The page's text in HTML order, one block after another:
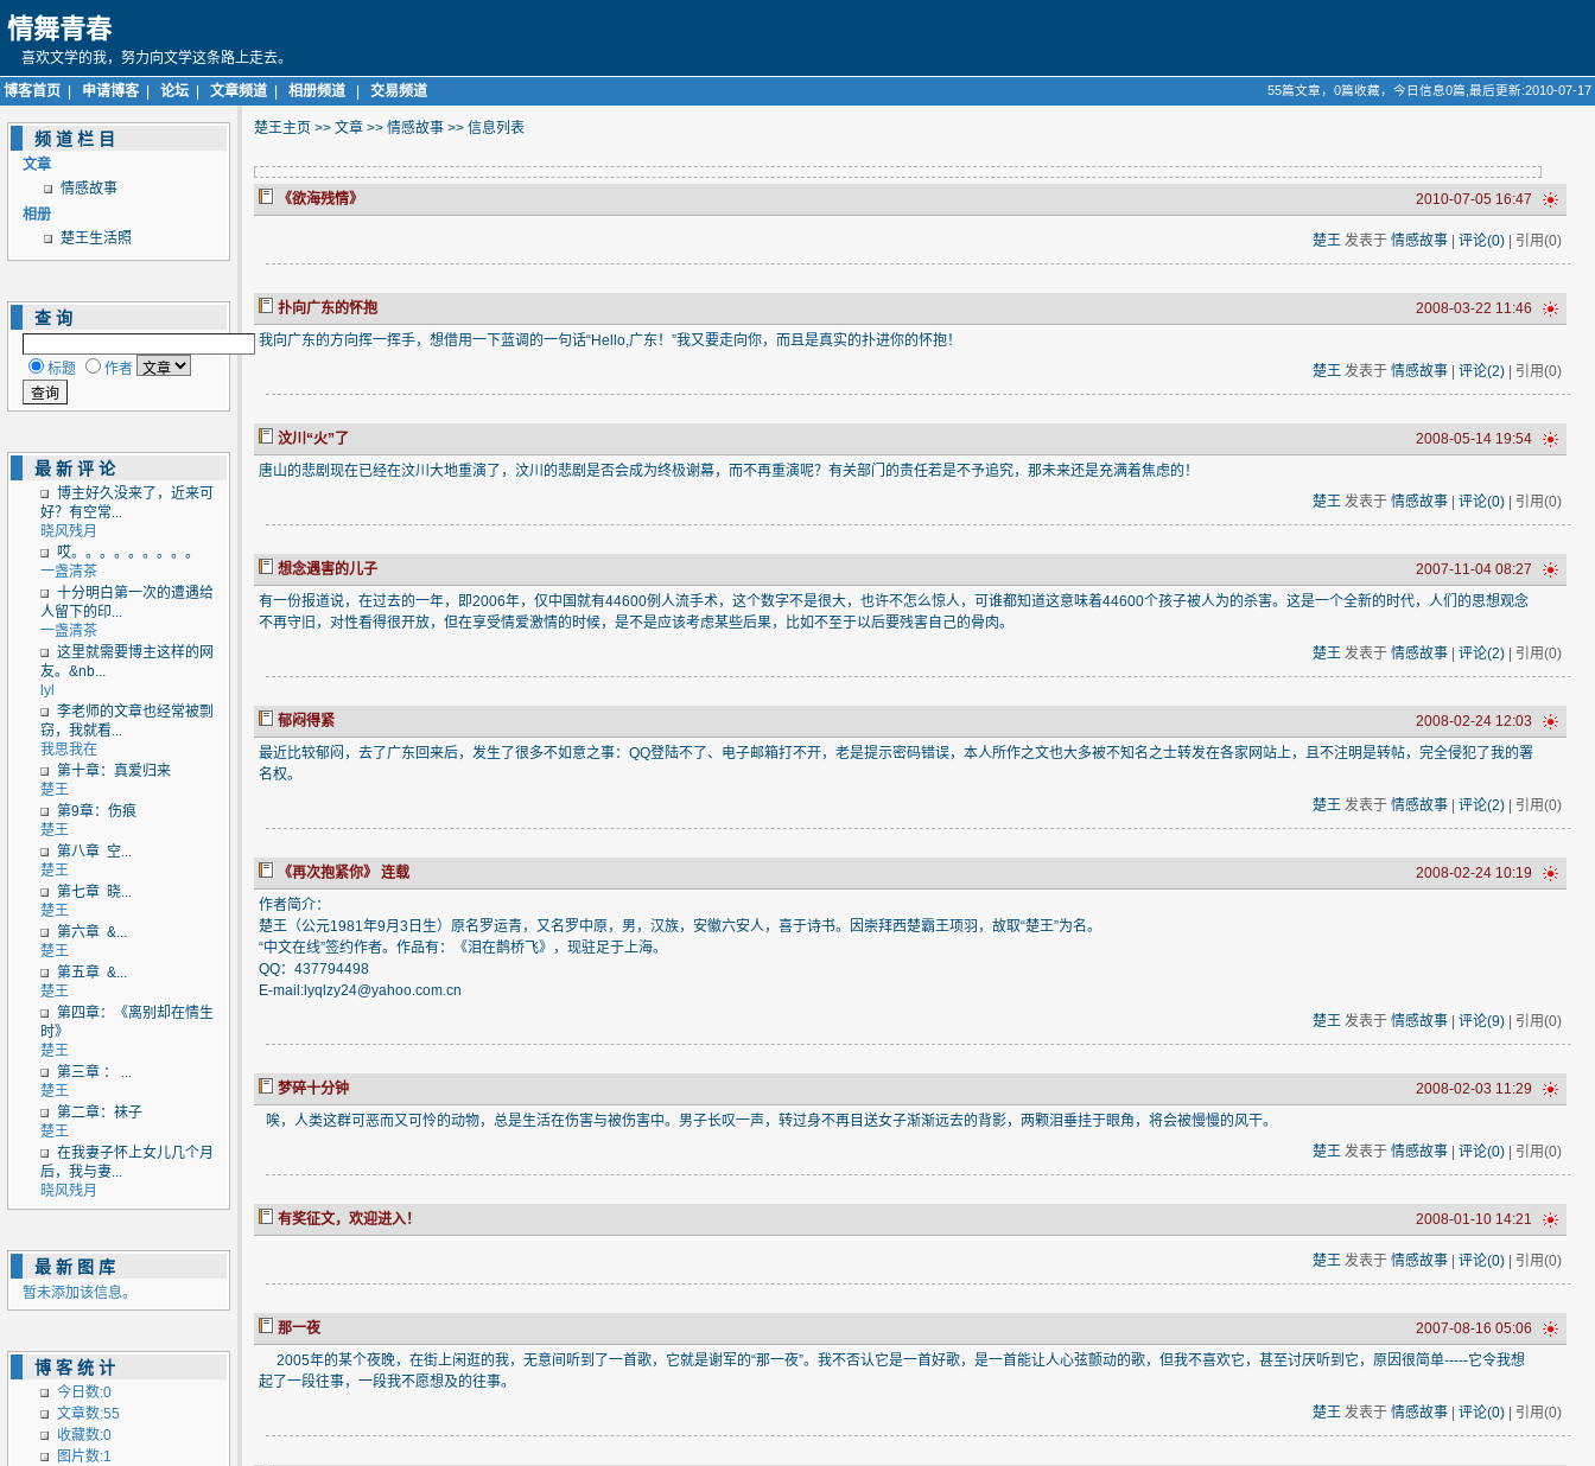
情舞青春
喜欢文学的我，努力向文学这条路上走去。
55篇文章，0篇收藏，今日信息0篇,最后更新:2010-07-17
博客首页 申请博客 论坛 文章频道 相册频道 交易频道
频道栏目
文章
情感故事
相册
楚王生活照
查询
标题 作者
最新评论
博主好久没来了，近来可
好？有空常...
晓风残月
哎。。。。。。。。。
一盏清茶
十分明白第一次的遭遇给
人留下的印...
一盏清茶
这里就需要博主这样的网
友。&nb...
lyl
李老师的文章也经常被剽
窃，我就看...
我思我在
第十章：真爱归来
楚王
第9章：伤痕
楚王
第八章 空...
楚王
第七章 晓...
楚王
第六章 &...
楚王
第五章 &...
楚王
第四章：《离别却在情生
时》
楚王
第三章 ： ...
楚王
第二章：袜子
楚王
在我妻子怀上女儿几个月
后，我与妻...
晓风残月
最新图库
暂未添加该信息。
博客统计
今日数:0
文章数:55
收藏数:0
图片数:1
楚王主页 >> 文章 >> 情感故事 >> 信息列表
2010-07-05 16:47
《欲海残情》
楚王发表于 情感故事| 评论(0)| 引用(0)
2008-03-22 11:46
扑向广东的怀抱
我向广东的方向挥一挥手，想借用一下蓝调的一句话“Hello,广东！”我又要走向你，而且是真实的扑进你的怀抱！
楚王发表于 情感故事| 评论(2)| 引用(0)
2008-05-14 19:54
汶川“火”了
唐山的悲剧现在已经在汶川大地重演了，汶川的悲剧是否会成为终极谢幕，而不再重演呢？有关部门的责任若是不予追究，那未来还是充满着焦虑的！
楚王发表于 情感故事| 评论(0)| 引用(0)
2007-11-04 08:27
想念遇害的儿子
有一份报道说，在过去的一年，即2006年，仅中国就有44600例人流手术，这个数字不是很大，也许不怎么惊人，可谁都知道这意味着44600个孩子被人为的杀害。这是一个全新的时代，人们的思想观念
不再守旧，对性看得很开放，但在享受情爱激情的时候，是不是应该考虑某些后果，比如不至于以后要残害自己的骨肉。
楚王发表于 情感故事| 评论(2)| 引用(0)
2008-02-24 12:03
郁闷得紧
最近比较郁闷，去了广东回来后，发生了很多不如意之事：QQ登陆不了、电子邮箱打不开，老是提示密码错误，本人所作之文也大多被不知名之士转发在各家网站上，且不注明是转帖，完全侵犯了我的署
名权。
楚王发表于 情感故事| 评论(2)| 引用(0)
2008-02-24 10:19
《再次抱紧你》 连载
作者简介：
楚王（公元1981年9月3日生）原名罗运青，又名罗中原，男，汉族，安徽六安人，喜于诗书。因崇拜西楚霸王项羽，故取“楚王”为名。
“中文在线”签约作者。作品有：《泪在鹊桥飞》，现驻足于上海。
QQ：437794498
E-mail:lyqlzy24@yahoo.com.cn
楚王发表于 情感故事| 评论(9)| 引用(0)
2008-02-03 11:29
梦碎十分钟
唉，人类这群可恶而又可怜的动物，总是生活在伤害与被伤害中。男子长叹一声，转过身不再目送女子渐渐远去的背影，两颗泪垂挂于眼角，将会被慢慢的风干。
楚王发表于 情感故事| 评论(0)| 引用(0)
2008-01-10 14:21
有奖征文，欢迎进入！
楚王发表于 情感故事| 评论(0)| 引用(0)
2007-08-16 05:06
那一夜
2005年的某个夜晚，在街上闲逛的我，无意间听到了一首歌，它就是谢军的“那一夜”。我不否认它是一首好歌，是一首能让人心弦颤动的歌，但我不喜欢它，甚至讨厌听到它，原因很简单-----它令我想
起了一段往事，一段我不愿想及的往事。
楚王发表于 情感故事| 评论(0)| 引用(0)